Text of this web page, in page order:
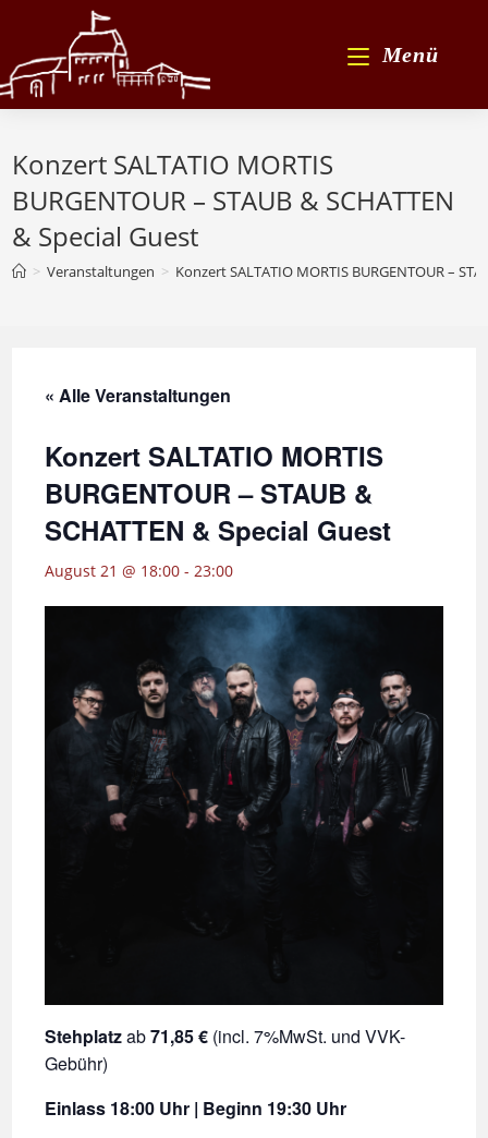
springen
Menü
Konzert SALTATIO MORTIS
BURGENTOUR – STAUB & SCHATTEN
& Special Guest
> Veranstaltungen > Konzert SALTATIO MORTIS BURGENTOUR –
« Alle Veranstaltungen
Konzert SALTATIO MORTIS
BURGENTOUR – STAUB &
SCHATTEN & Special Guest
August 21 @ 18:00 -23:00
Stehplatzab71,85 € (incl. 7%MwSt. und VVK-
Gebühr)
Einlass 18:00 Uhr | Beginn 19:30 Uhr